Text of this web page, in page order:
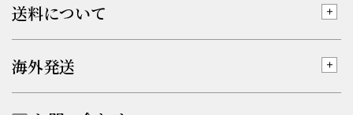
送料について
海外発送